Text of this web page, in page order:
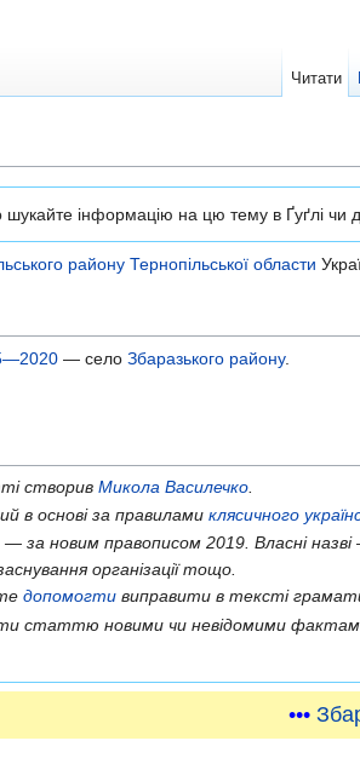
інформацію на цю тему в Ґуґлі чи
району Тернопільської области
— село Збаразького району.
створив Микола Василечко
в основі за правилами клясичного
за новим правописом 2019. Власні
організації тощо.
допомогти виправити в тексті
статтю новими чи невідомими
•••
Читати